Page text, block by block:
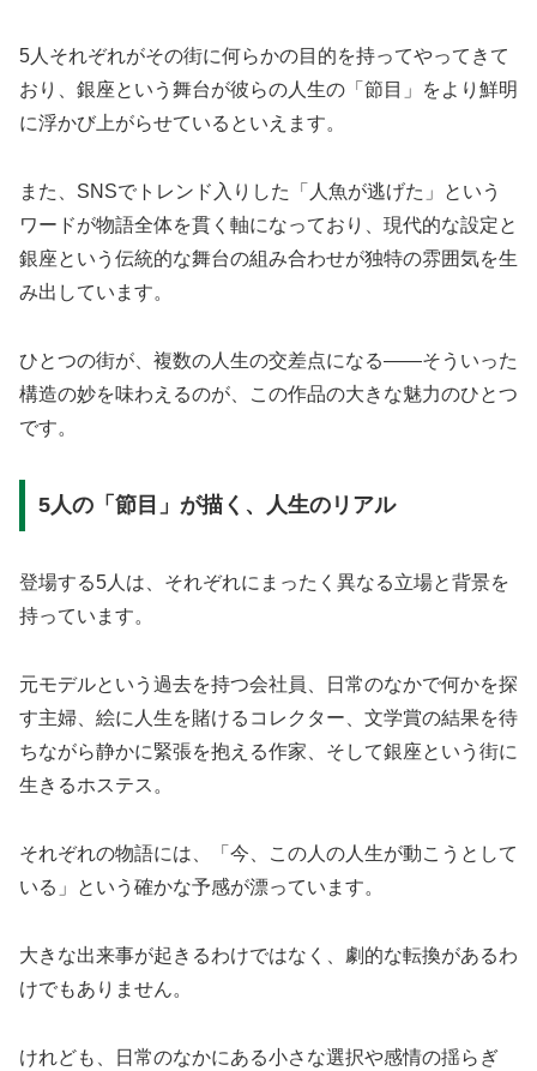
5人それぞれがその街に何らかの目的を持ってやってきて
おり、銀座という舞台が彼らの人生の「節目」をより鮮明
に浮かび上がらせているといえます。
また、SNSでトレンド入りした「人魚が逃げた」という
ワードが物語全体を貫く軸になっており、現代的な設定と
銀座という伝統的な舞台の組み合わせが独特の雰囲気を生
み出しています。
ひとつの街が、複数の人生の交差点になる——そういった
構造の妙を味わえるのが、この作品の大きな魅力のひとつ
です。
5人の「節目」が描く、人生のリアル
登場する5人は、それぞれにまったく異なる立場と背景を
持っています。
元モデルという過去を持つ会社員、日常のなかで何かを探
す主婦、絵に人生を賭けるコレクター、文学賞の結果を待
ちながら静かに緊張を抱える作家、そして銀座という街に
生きるホステス。
それぞれの物語には、「今、この人の人生が動こうとして
いる」という確かな予感が漂っています。
大きな出来事が起きるわけではなく、劇的な転換があるわ
けでもありません。
けれども、日常のなかにある小さな選択や感情の揺らぎ